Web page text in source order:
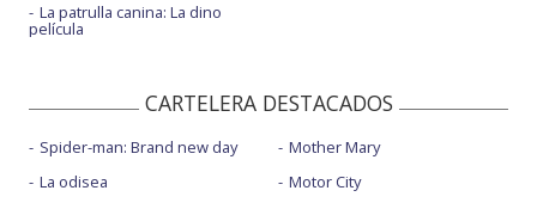
La patrulla canina: La dino
película
CARTELERA DESTACADOS
Spider-man: Brand new day
La odisea
Mother Mary
Motor City